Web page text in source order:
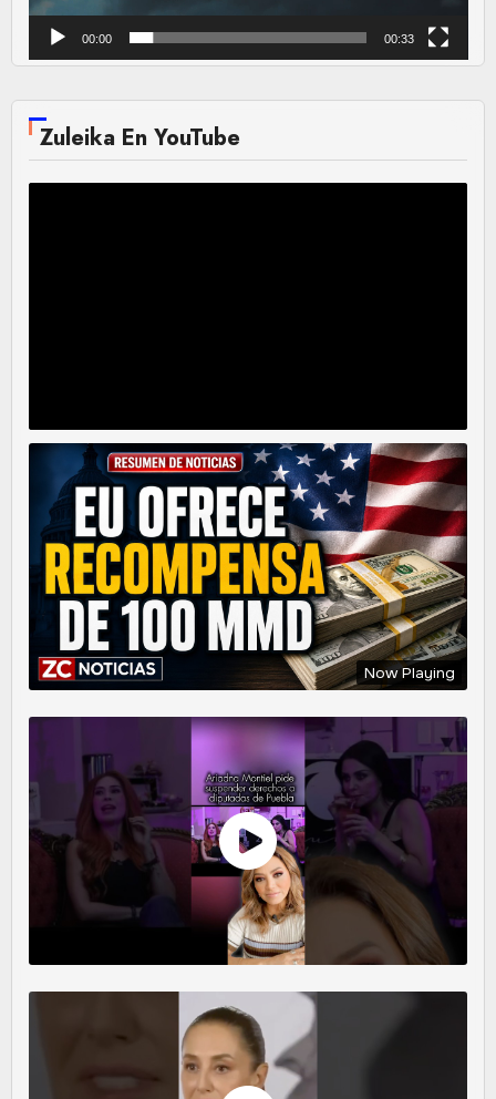
00:00 00:33
Zuleika En YouTube
Now Playing